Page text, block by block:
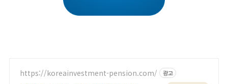
https://koreainvestment-pension.com/ 광고